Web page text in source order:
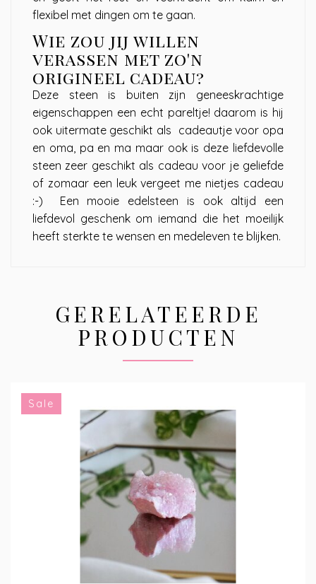
flexibel met dingen om te gaan.
Wie zou jij willen
verassen met zo'n
origineel cadeau?
Deze steen is buiten zijn geneeskrachtige
eigenschappen een echt pareltje! daarom is hij
ook uitermate geschikt als cadeautje voor opa
en oma, pa en ma maar ook is deze liefdevolle
steen zeer geschikt als cadeau voor je geliefde
of zomaar een leuk vergeet me nietjes cadeau
:-) Een mooie edelsteen is ook altijd een
liefdevol geschenk om iemand die het moeilijk
heeft sterkte te wensen en medeleven te blijken.
GERELATEERDE
PRODUCTEN
Sale